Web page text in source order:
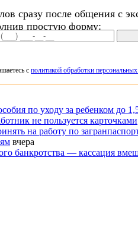
сразу после общения с
простую форму:
с политикой обработки
по уходу за ребенком до
не пользуется карточками
на работу по
вчера
банкротства — кассация